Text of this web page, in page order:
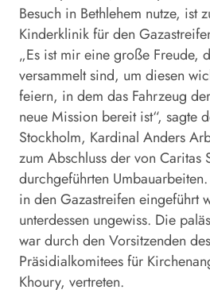
Besuch in Bethlehem nutze, ist
Kinderklinik für den
„Es ist mir eine große Freude,
versammelt sind, um diesen
feiern, in dem das Fahrzeug
neue Mission bereit ist“, sagte
Stockholm, Kardinal Anders
zum Abschluss der von Caritas
durchgeführten
in den Gazastreifen eingeführt
unterdessen ungewiss. Die
war durch den Vorsitzenden
Präsidialkomitees für
Khoury, vertreten.